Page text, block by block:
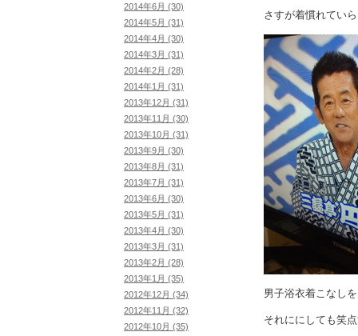
さすが着慣れてい
男子浴衣着こなし
それににしても笑
2014年6月 (30)
2014年5月 (31)
2014年4月 (30)
2014年3月 (31)
2014年2月 (28)
2014年1月 (31)
2013年12月 (31)
2013年11月 (30)
2013年10月 (31)
2013年9月 (30)
2013年8月 (31)
2013年7月 (31)
2013年6月 (30)
2013年5月 (31)
2013年4月 (30)
2013年3月 (31)
2013年2月 (28)
2013年1月 (35)
2012年12月 (34)
2012年11月 (32)
2012年10月 (35)